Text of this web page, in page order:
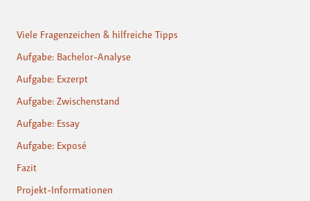
Viele Fragenzeichen & hilfreiche Tipps
Aufgabe: Bachelor-Analyse
Aufgabe: Exzerpt
Aufgabe: Zwischenstand
Aufgabe: Essay
Aufgabe: Exposé
Fazit
Projekt-Informationen